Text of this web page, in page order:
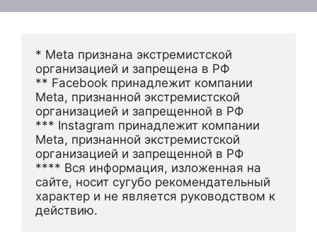
* Meta признана экстремистской
организацией и запрещена в РФ
** Facebook принадлежит компании
Meta, признанной экстремистской
организацией и запрещенной в РФ
*** Instagram принадлежит компании
Meta, признанной экстремистской
организацией и запрещенной в РФ
**** Вся информация, изложенная на
сайте, носит сугубо рекомендательный
характер и не является руководством к
действию.